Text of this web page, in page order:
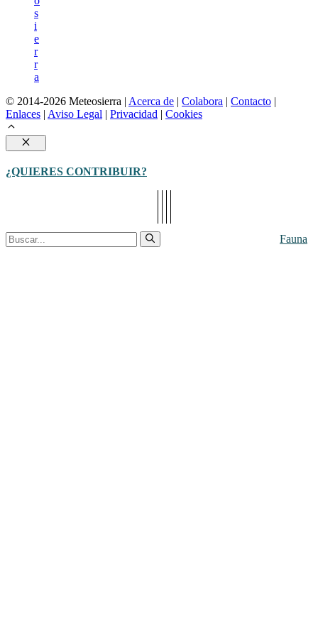
Fauna
s
i
e
r
r
a
© 2014-2026 Meteosierra | Acerca de | Colabora | Contacto |
Enlaces | Aviso Legal | Privacidad | Cookies
Cerrar
¿QUIERES CONTRIBUIR?
Buscar: